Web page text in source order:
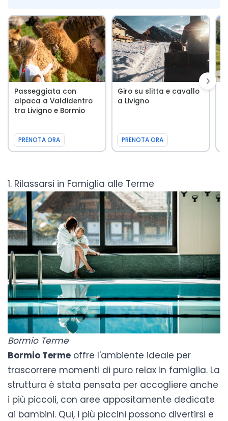
Passeggiata con
alpaca a Valdidentro
tra Livigno e Bormio
PRENOTA ORA
Giro su slitta e cavallo
a Livigno
PRENOTA ORA
1. Rilassarsi in Famiglia alle Terme
Bormio Terme
Bormio Terme offre l'ambiente ideale per
trascorrere momenti di puro relax in famiglia. La
struttura è stata pensata per accogliere anche
i più piccoli, con aree appositamente dedicate
ai bambini. Qui, i più piccini possono divertirsi e